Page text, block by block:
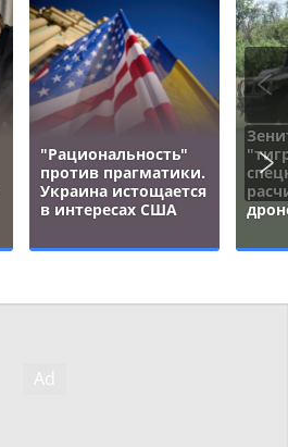
"Рациональность"
против прагматики.
Украина истощается
в интересах США